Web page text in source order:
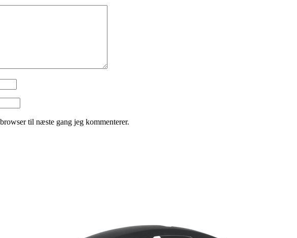
til næste gang jeg kommenterer.